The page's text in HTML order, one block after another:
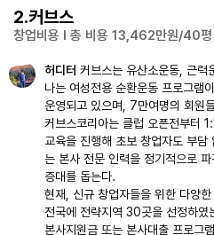
2.커브스
창업비용 l 총 비용 13,462만원/40평
허디터 커브스는 유산소운동, 근
나는 여성전용 순환운동 프로그램
운영되고 있으며, 7만여명의 회원
커브스코리아는 클럽 오픈전부터
교육을 진행해 초보 창업자도 부담
는 본사 전문 인력을 정기적으로
증대를 돕는다.
현재, 신규 창업자들을 위한 다양
전국에 전략지역 30곳을 선정하였
본사지원금 또는 본사대출 프로그